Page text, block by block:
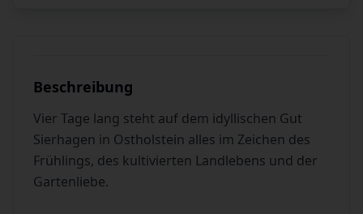
Beschreibung
Vier Tage lang steht auf dem idyllischen Gut
Sierhagen in Ostholstein alles im Zeichen des
Frühlings, des kultivierten Landlebens und der
Gartenliebe.